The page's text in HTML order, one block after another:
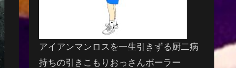
アイアンマンロスを一生引きずる厨二病
持ちの引きこもりおっさんボーラー